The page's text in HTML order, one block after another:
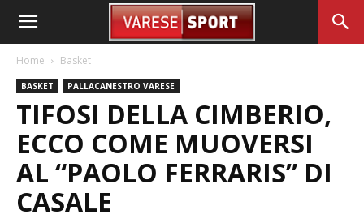
Home Basket
BASKET PALLACANESTRO VARESE
TIFOSI DELLA CIMBERIO,
ECCO COME MUOVERSI
AL “PAOLO FERRARIS” DI
CASALE